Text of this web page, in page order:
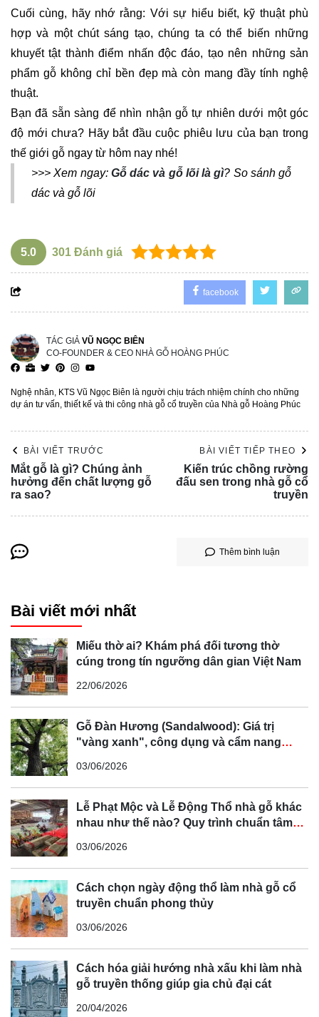
Cuối cùng, hãy nhớ rằng: Với sự hiểu biết, kỹ thuật phù
hợp và một chút sáng tạo, chúng ta có thể biến những
khuyết tật thành điểm nhấn độc đáo, tạo nên những sản
phẩm gỗ không chỉ bền đẹp mà còn mang đầy tính nghệ
thuật.
Bạn đã sẵn sàng để nhìn nhận gỗ tự nhiên dưới một góc
độ mới chưa? Hãy bắt đầu cuộc phiêu lưu của bạn trong
thế giới gỗ ngay từ hôm nay nhé!
>>> Xem ngay: Gỗ dác và gỗ lõi là gì? So sánh gỗ
dác và gỗ lõi
5.0 301 Đánh giá
facebook
TÁC GIẢ VŨ NGỌC BIÊN
CO-FOUNDER & CEO NHÀ GỖ HOÀNG PHÚC
Nghệ nhân, KTS Vũ Ngọc Biên là người chịu trách nhiệm chính cho những
dự án tư vấn, thiết kế và thi công nhà gỗ cổ truyền của Nhà gỗ Hoàng Phúc
BÀI VIẾT TRƯỚC
Mắt gỗ là gì? Chúng ảnh
hưởng đến chất lượng gỗ
ra sao?
BÀI VIẾT TIẾP THEO
Kiến trúc chồng rường
đấu sen trong nhà gỗ cổ
truyền
Thêm bình luận
Bài viết mới nhất
Miếu thờ ai? Khám phá đối tương thờ
cúng trong tín ngưỡng dân gian Việt Nam
22/06/2026
Gỗ Đàn Hương (Sandalwood): Giá trị
"vàng xanh", công dụng và cẩm nang
03/06/2026
Lễ Phạt Mộc và Lễ Động Thổ nhà gỗ khác
nhau như thế nào? Quy trình chuẩn tâm
03/06/2026
Cách chọn ngày động thổ làm nhà gỗ cổ
truyền chuẩn phong thủy
03/06/2026
Cách hóa giải hướng nhà xấu khi làm nhà
gỗ truyền thống giúp gia chủ đại cát
20/04/2026